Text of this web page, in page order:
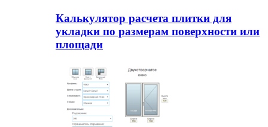
Калькулятор расчета плитки для
укладки по размерам поверхности или
площади